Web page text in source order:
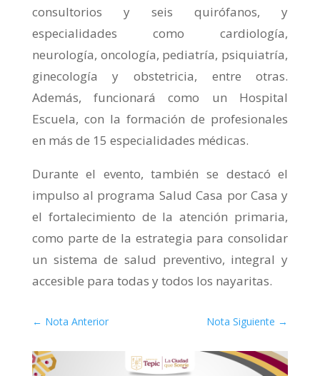
consultorios y seis quirófanos, y
especialidades como cardiología,
neurología, oncología, pediatría, psiquiatría,
ginecología y obstetricia, entre otras.
Además, funcionará como un Hospital
Escuela, con la formación de profesionales
en más de 15 especialidades médicas.
Durante el evento, también se destacó el
impulso al programa Salud Casa por Casa y
el fortalecimiento de la atención primaria,
como parte de la estrategia para consolidar
un sistema de salud preventivo, integral y
accesible para todas y todos los nayaritas.
← Nota Anterior Nota Siguiente →